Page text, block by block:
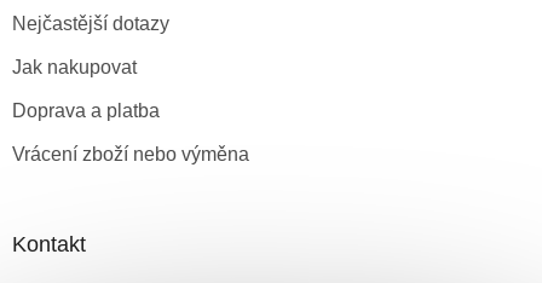
Nejčastější dotazy
Jak nakupovat
Doprava a platba
Vrácení zboží nebo výměna
Kontakt